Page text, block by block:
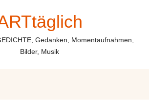
Gedanken, Momentaufnahmen,
Bilder, Musik